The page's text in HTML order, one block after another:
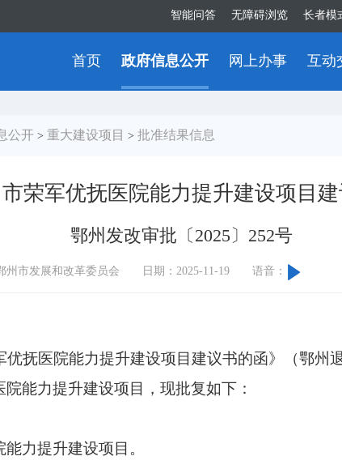
智能问答 无障碍浏览 长者模
首页 政府信息公开 网上办事 互动
公开 > 重大建设项目 > 批准结果信息
荣军优抚医院能力提升建设项目
鄂州发改审批〔2025〕252号
州市发展和改革委员会 日期：2025-11-19 语音：
抚医院能力提升建设项目建议书的函》（鄂州
能力提升建设项目，现批复如下：
力提升建设项目。